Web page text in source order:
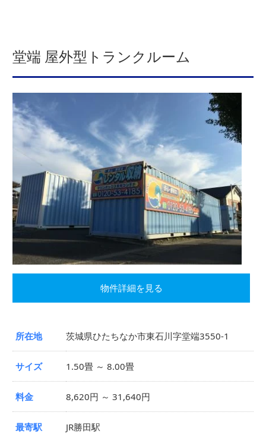
堂端 屋外型トランクルーム
物件詳細を見る
所在地 茨城県ひたちなか市東石川字堂端3550-1
サイズ 1.50畳 ～ 8.00畳
料金 8,620円 ～ 31,640円
最寄駅 JR勝田駅